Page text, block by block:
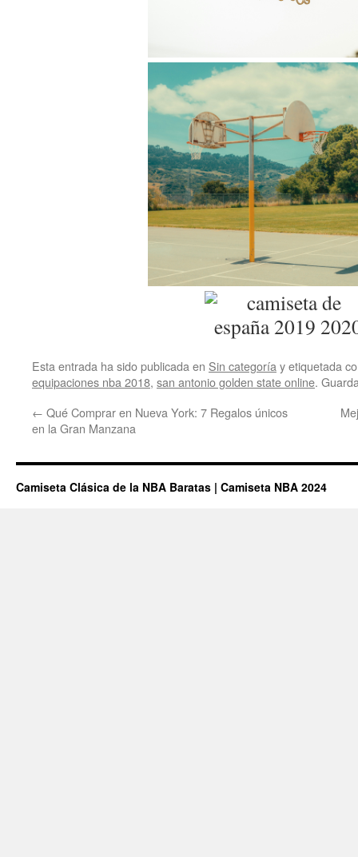
Esta entrada ha sido publicada en Sin categoría y etiquetada
equipaciones nba 2018, san antonio golden state online.
← Qué Comprar en Nueva York: 7 Regalos únicos
en la Gran Manzana
Camiseta Clásica de la NBA Baratas | Camiseta NBA 2024